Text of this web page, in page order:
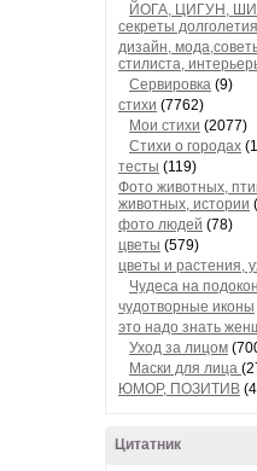
ЙОГА, ЦИГУН,
секреты долголетия
дизайн,
стилиста,
Сервировка (9)
стихи (7762)
Мои стихи (2077)
Стихи о городах
тесты (119)
Фото животных,
животных, истории
фото людей (78)
цветы (579)
цветы и растения,
Чудеса на
чудотворные иконы
это надо знать
Уход за лицом
Маски для лица
ЮМОР, ПОЗИТИВ
Цитатник